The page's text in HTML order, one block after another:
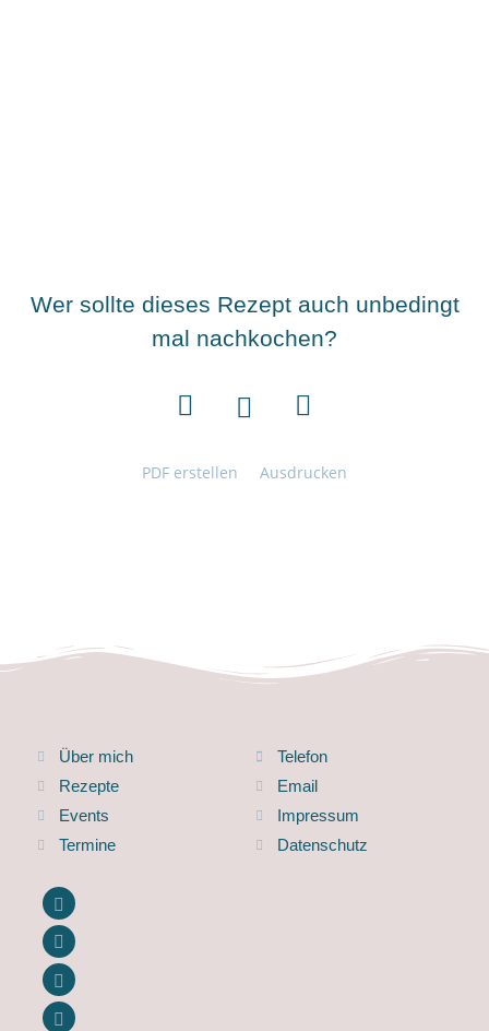
Wer sollte dieses Rezept auch unbedingt
mal nachkochen?
PDF erstellen Ausdrucken
Über mich
Rezepte
Events
Termine
Telefon
Email
Impressum
Datenschutz